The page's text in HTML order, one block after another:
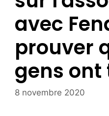
avec
prouver
gens ont
8 novembre 2020